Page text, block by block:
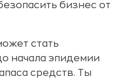
бизнес от
стать
начала эпидемии
средств. Ты